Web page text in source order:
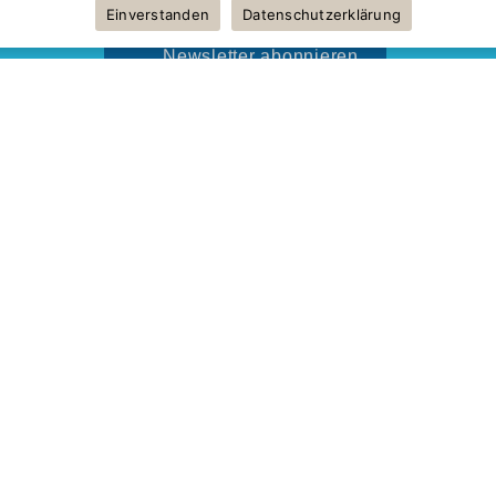
Newsletter abonnieren
Einverstanden Datenschutzerklärung